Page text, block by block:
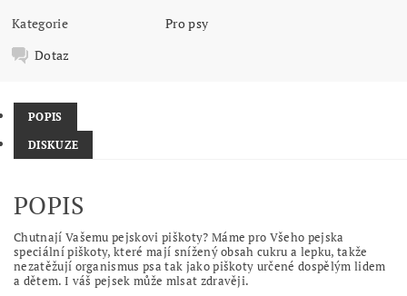
Kategorie
Pro psy
Dotaz
POPIS
DISKUZE
POPIS
Chutnají Vašemu pejskovi piškoty? Máme pro Všeho pejska
speciální piškoty, které mají snížený obsah cukru a lepku, takže
nezatěžují organismus psa tak jako piškoty určené dospělým lidem
a dětem. I váš pejsek může mlsat zdravěji.